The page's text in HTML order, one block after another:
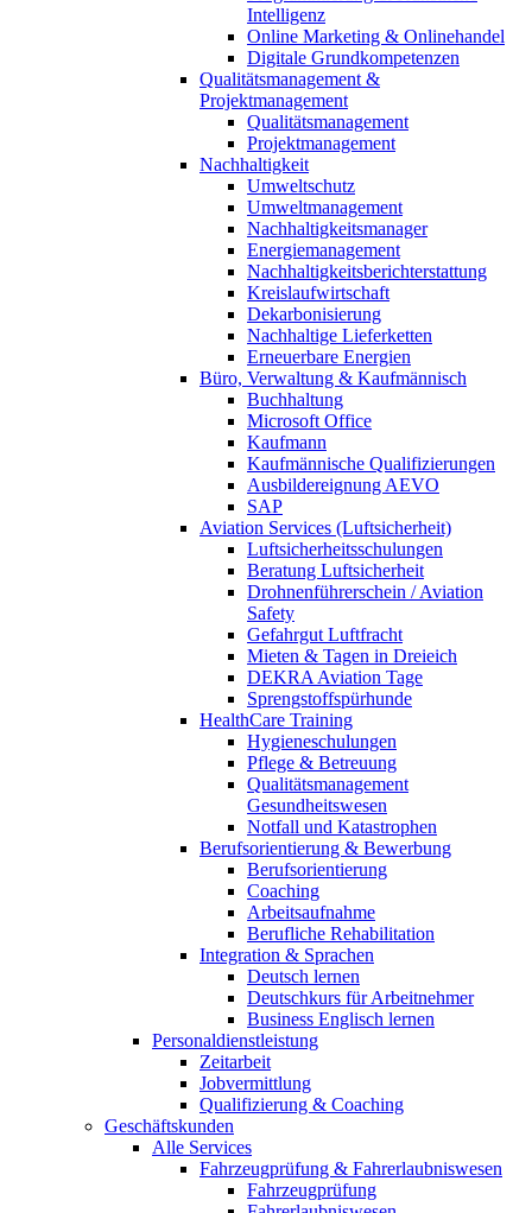
Intelligenz
Online Marketing & Onlinehandel
Digitale Grundkompetenzen
Qualitätsmanagement &
Projektmanagement
Qualitätsmanagement
Projektmanagement
Nachhaltigkeit
Umweltschutz
Umweltmanagement
Nachhaltigkeitsmanager
Energiemanagement
Nachhaltigkeitsberichterstattung
Kreislaufwirtschaft
Dekarbonisierung
Nachhaltige Lieferketten
Erneuerbare Energien
Büro, Verwaltung & Kaufmännisch
Buchhaltung
Microsoft Office
Kaufmann
Kaufmännische Qualifizierungen
Ausbildereignung AEVO
SAP
Aviation Services (Luftsicherheit)
Luftsicherheitsschulungen
Beratung Luftsicherheit
Drohnenführerschein / Aviation
Safety
Gefahrgut Luftfracht
Mieten & Tagen in Dreieich
DEKRA Aviation Tage
Sprengstoffspürhunde
HealthCare Training
Hygieneschulungen
Pflege & Betreuung
Qualitätsmanagement
Gesundheitswesen
Notfall und Katastrophen
Berufsorientierung & Bewerbung
Berufsorientierung
Coaching
Arbeitsaufnahme
Berufliche Rehabilitation
Integration & Sprachen
Deutsch lernen
Deutschkurs für Arbeitnehmer
Business Englisch lernen
Personaldienstleistung
Zeitarbeit
Jobvermittlung
Qualifizierung & Coaching
Geschäftskunden
Alle Services
Fahrzeugprüfung & Fahrerlaubniswesen
Fahrzeugprüfung